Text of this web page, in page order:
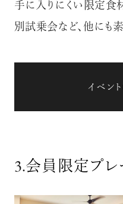
手に入りにくい限定食
別試乗会など、他にも
イベン
3.会員限定プレ